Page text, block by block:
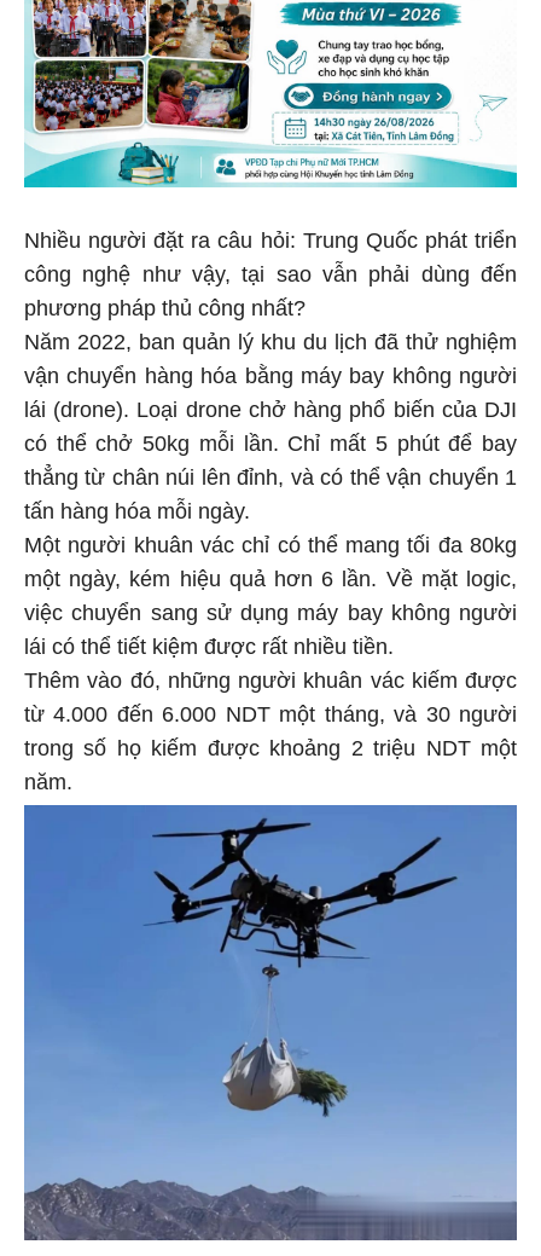
Nhiều người đặt ra câu hỏi: Trung Quốc phát triển
công nghệ như vậy, tại sao vẫn phải dùng đến
phương pháp thủ công nhất?
Năm 2022, ban quản lý khu du lịch đã thử nghiệm
vận chuyển hàng hóa bằng máy bay không người
lái (drone). Loại drone chở hàng phổ biến của DJI
có thể chở 50kg mỗi lần. Chỉ mất 5 phút để bay
thẳng từ chân núi lên đỉnh, và có thể vận chuyển 1
tấn hàng hóa mỗi ngày.
Một người khuân vác chỉ có thể mang tối đa 80kg
một ngày, kém hiệu quả hơn 6 lần. Về mặt logic,
việc chuyển sang sử dụng máy bay không người
lái có thể tiết kiệm được rất nhiều tiền.
Thêm vào đó, những người khuân vác kiếm được
từ 4.000 đến 6.000 NDT một tháng, và 30 người
trong số họ kiếm được khoảng 2 triệu NDT một
năm.